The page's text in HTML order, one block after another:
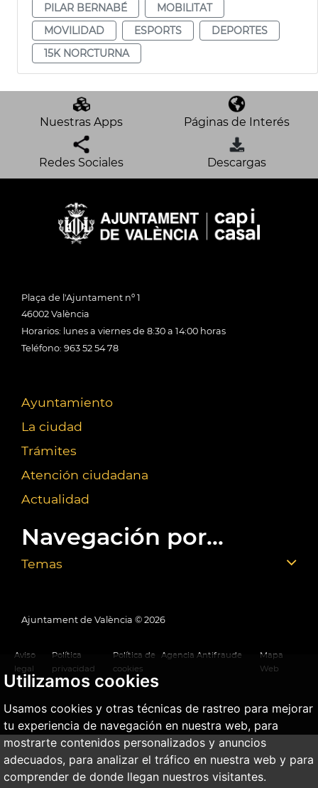
Utilizamos cookies
Usamos cookies y otras técnicas de rastreo para mejorar
tu experiencia de navegación en nuestra web, para
mostrarte contenidos personalizados y anuncios
adecuados, para analizar el tráfico en nuestra web y para
comprender de donde llegan nuestros visitantes.
PILAR BERNABÉ
MOBILITAT
MOVILIDAD
ESPORTS
DEPORTES
15K NORCTURNA
Nuestras Apps Páginas de Interés
Redes Sociales Descargas
Plaça de l'Ajuntament nº 1
46002 València
Horarios: lunes a viernes de 8:30 a 14:00 horas
Teléfono: 963 52 54 78
Ayuntamiento
La ciudad
Trámites
Atención ciudadana
Actualidad
Navegación por...
Temas
Ajuntament de València © 2026
Aviso
legal
Política
privacidad
Política de
cookies
Agencia Antifraude
Mapa
Web